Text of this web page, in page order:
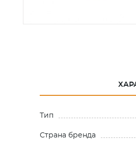
Тип
Страна бренда